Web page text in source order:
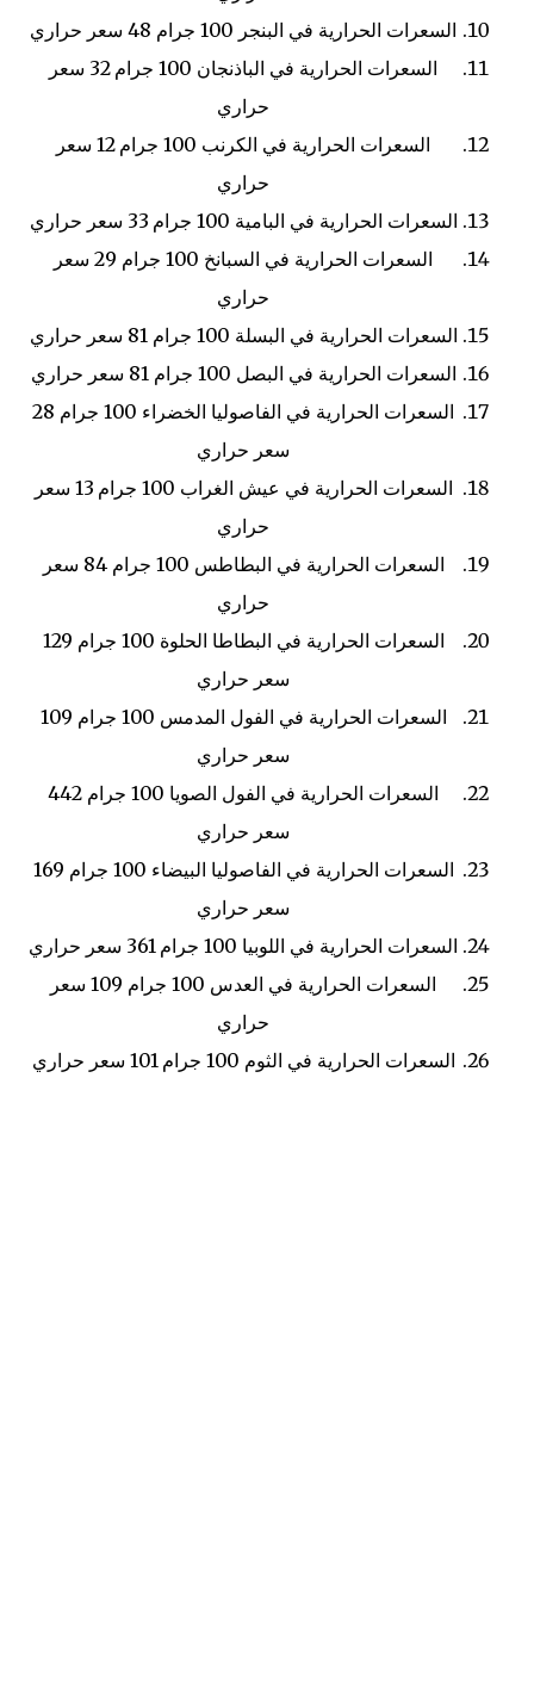
السعرات الحرارية في البنجر
100 جرام
48 سعر حراري
السعرات الحرارية في الباذنجان 100 جرام
32 سعر
حراري
السعرات الحرارية في الكرنب 100 جرام
12 سعر
حراري
السعرات الحرارية في البامية 100 جرام
33 سعر حراري
السعرات الحرارية في السبانخ 100 جرام
29 سعر
حراري
السعرات الحرارية في البسلة 100 جرام
81 سعر حراري
السعرات الحرارية في البصل 100 جرام
81 سعر حراري
السعرات الحرارية في الفاصوليا الخضراء 100 جرام
28
سعر حراري
السعرات الحرارية في عيش الغراب 100 جرام
13 سعر
حراري
السعرات الحرارية في البطاطس 100 جرام
84 سعر
حراري
السعرات الحرارية في البطاطا الحلوة 100 جرام
129
سعر حراري
السعرات الحرارية في الفول المدمس 100 جرام
109
سعر حراري
السعرات الحرارية في الفول الصويا 100 جرام
442
سعر حراري
السعرات الحرارية في الفاصوليا البيضاء 100 جرام
169
سعر حراري
السعرات الحرارية في اللوبيا 100 جرام
361 سعر حراري
السعرات الحرارية في العدس 100 جرام
109 سعر
حراري
السعرات الحرارية في الثوم 100 جرام 101 سعر حراري